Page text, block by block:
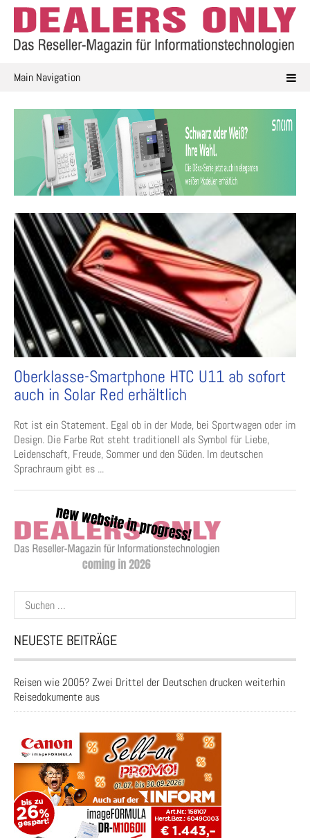
Skip
content
Main Navigation
Oberklasse-Smartphone HTC U11 ab sofort
auch in Solar Red erhältlich
Rot ist ein Statement. Egal ob in der Mode, bei Sportwagen oder im
Design. Die Farbe Rot steht traditionell als Symbol für Liebe,
Leidenschaft, Freude, Sommer und den Süden. Im deutschen
Sprachraum gibt es ...
Suchen
nach:
NEUESTE BEITRÄGE
Reisen wie 2005? Zwei Drittel der Deutschen drucken weiterhin
Reisedokumente aus